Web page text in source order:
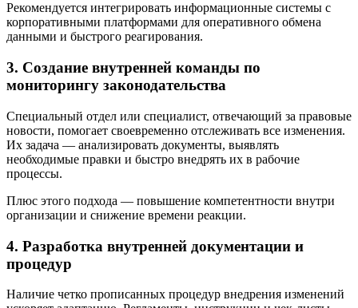
Рекомендуется интегрировать информационные системы с
корпоративными платформами для оперативного обмена
данными и быстрого реагирования.
3. Создание внутренней команды по
мониторингу законодательства
Специальный отдел или специалист, отвечающий за правовые
новости, помогает своевременно отслеживать все изменения.
Их задача — анализировать документы, выявлять
необходимые правки и быстро внедрять их в рабочие
процессы.
Плюс этого подхода — повышение компетентности внутри
организации и снижение времени реакции.
4. Разработка внутренней документации и
процедур
Наличие четко прописанных процедур внедрения изменений